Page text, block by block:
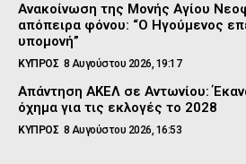
Ανακοίνωση της Μονής Αγίου
απόπειρα φόνου: “Ο Ηγούμενος
υπομονή”
ΚΥΠΡΟΣ 8 Αυγούστου 2026, 19:17
Απάντηση ΑΚΕΛ σε Αντωνίου:
όχημα για τις εκλογές το 2028
ΚΥΠΡΟΣ 8 Αυγούστου 2026, 16:53